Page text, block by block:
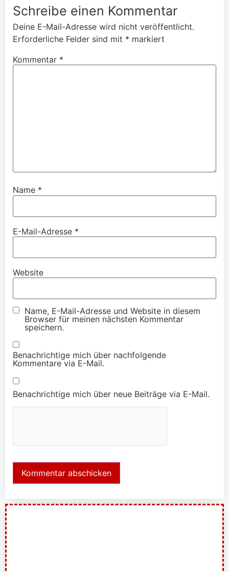
Schreibe einen Kommentar
Deine E-Mail-Adresse wird nicht veröffentlicht.
Erforderliche Felder sind mit * markiert
Kommentar *
Name *
E-Mail-Adresse *
Website
Name, E-Mail-Adresse und Website in diesem
Browser für meinen nächsten Kommentar
speichern.
Benachrichtige mich über nachfolgende
Kommentare via E-Mail.
Benachrichtige mich über neue Beiträge via E-Mail.